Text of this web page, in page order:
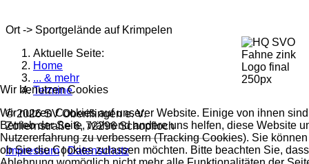
Ort -> Sportgelände auf Krimpelen
Aktuelle Seite:
Home
... & mehr
Termine
© 2026 SV Oberiflingen e. V.
Zollernstraße 6, 72296 Schopfloch
Impressum|Datenschutz
Wir benutzen Cookies
Wir nutzen Cookies auf unserer Website. Einige von ihnen
Betrieb der Seite, während andere uns helfen, diese Website
Nutzererfahrung zu verbessern (Tracking Cookies). Sie
ob Sie die Cookies zulassen möchten. Bitte beachten Sie,